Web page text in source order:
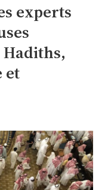
experts
et